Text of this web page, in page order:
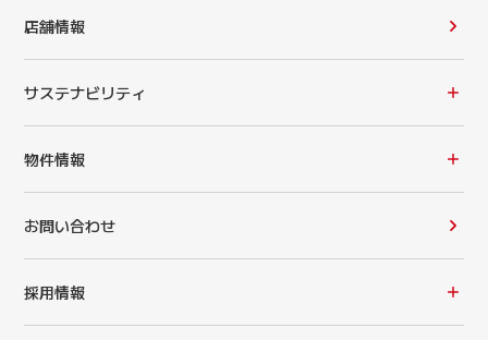
店舗情報
サステナビリティ
物件情報
お問い合わせ
採用情報